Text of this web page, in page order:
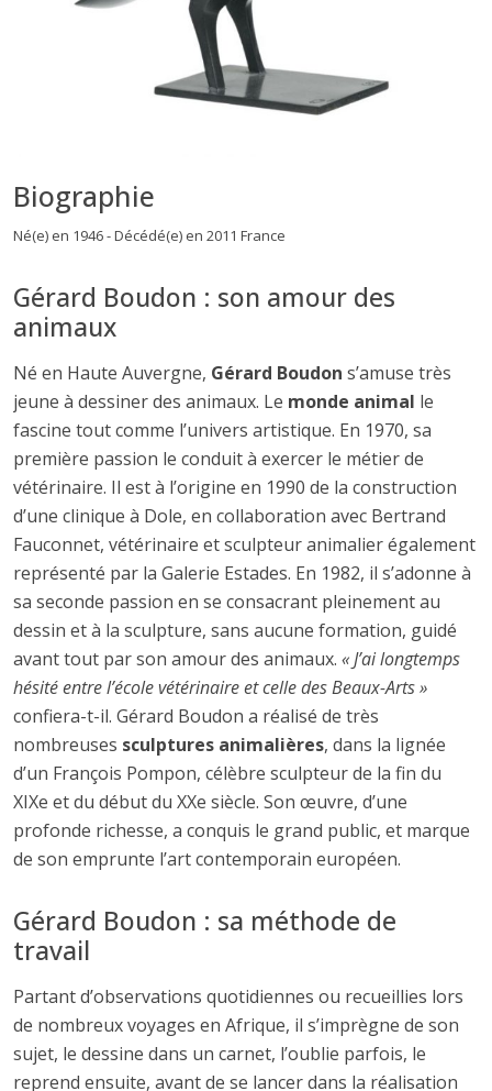
Biographie
Né(e) en 1946 - Décédé(e) en 2011 France
Gérard Boudon : son amour des
animaux
Né en Haute Auvergne, Gérard Boudon s’amuse très
jeune à dessiner des animaux. Le monde animal le
fascine tout comme l’univers artistique. En 1970, sa
première passion le conduit à exercer le métier de
vétérinaire. Il est à l’origine en 1990 de la construction
d’une clinique à Dole, en collaboration avec Bertrand
Fauconnet, vétérinaire et sculpteur animalier également
représenté par la Galerie Estades. En 1982, il s’adonne à
sa seconde passion en se consacrant pleinement au
dessin et à la sculpture, sans aucune formation, guidé
avant tout par son amour des animaux. « J’ai longtemps
hésité entre l’école vétérinaire et celle des Beaux-Arts »
confiera-t-il. Gérard Boudon a réalisé de très
nombreuses sculptures animalières, dans la lignée
d’un François Pompon, célèbre sculpteur de la fin du
XIXe et du début du XXe siècle. Son œuvre, d’une
profonde richesse, a conquis le grand public, et marque
de son emprunte l’art contemporain européen.
Gérard Boudon : sa méthode de
travail
Partant d’observations quotidiennes ou recueillies lors
de nombreux voyages en Afrique, il s’imprègne de son
sujet, le dessine dans un carnet, l’oublie parfois, le
reprend ensuite, avant de se lancer dans la réalisation